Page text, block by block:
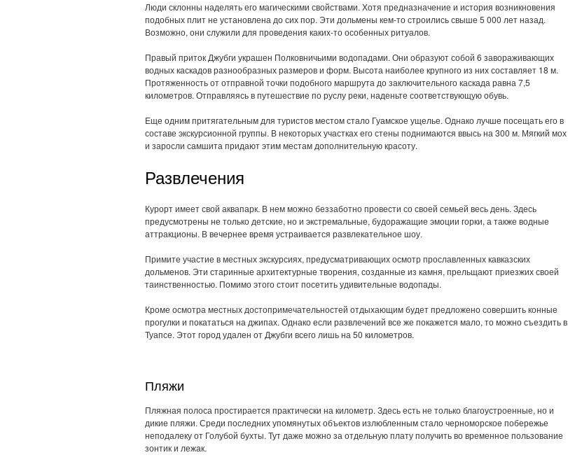
Люди склонны наделять его магическими свойствами. Хотя предназначение и история возникновения
подобных плит не установлена до сих пор. Эти дольмены кем-то строились свыше 5 000 лет назад.
Возможно, они служили для проведения каких-то особенных ритуалов.
Правый приток Джубги украшен Полковничьими водопадами. Они образуют собой 6 завораживающих
водных каскадов разнообразных размеров и форм. Высота наиболее крупного из них составляет 18 м.
Протяженность от отправной точки подобного маршрута до заключительного каскада равна 7,5
километров. Отправляясь в путешествие по руслу реки, наденьте соответствующую обувь.
Еще одним притягательным для туристов местом стало Гуамское ущелье. Однако лучше посещать его в
составе экскурсионной группы. В некоторых участках его стены поднимаются ввысь на 300 м. Мягкий мох
и заросли самшита придают этим местам дополнительную красоту.
Развлечения
Курорт имеет свой аквапарк. В нем можно беззаботно провести со своей семьей весь день. Здесь
предусмотрены не только детские, но и экстремальные, будоражащие эмоции горки, а также водные
аттракционы. В вечернее время устраивается развлекательное шоу.
Примите участие в местных экскурсиях, предусматривающих осмотр прославленных кавказских
дольменов. Эти старинные архитектурные творения, созданные из камня, прельщают приезжих своей
таинственностью. Помимо этого стоит посетить удивительные водопады.
Кроме осмотра местных достопримечательностей отдыхающим будет предложено совершить конные
прогулки и покататься на джипах. Однако если развлечений все же покажется мало, то можно съездить в
Туапсе. Этот город удален от Джубги всего лишь на 50 километров.
Пляжи
Пляжная полоса простирается практически на километр. Здесь есть не только благоустроенные, но и
дикие пляжи. Среди последних упомянутых объектов излюбленным стало черноморское побережье
неподалеку от Голубой бухты. Тут даже можно за отдельную плату получить во временное пользование
зонтик и лежак.